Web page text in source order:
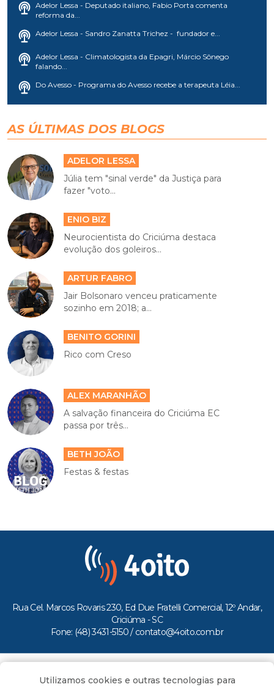
Adelor Lessa - Deputado italiano, Fabio Porta comenta
reforma da...
Adelor Lessa - Sandro Zanatta Trichez - fundador e...
Adelor Lessa - Climatologista da Epagri, Márcio Sônego
falando...
Do Avesso - Programa do Avesso recebe a terapeuta Léia...
AS ÚLTIMAS DOS BLOGS
ADELOR LESSA
Júlia tem "sinal verde" da Justiça para
fazer "voto...
ENIO BIZ
Neurocientista do Criciúma destaca
evolução dos goleiros...
ARTUR FABRO
Jair Bolsonaro venceu praticamente
sozinho em 2018; a...
BENITO GORINI
Rico com Creso
ALEX MARANHÃO
A salvação financeira do Criciúma EC
passa por três...
BETH JOÃO
Festas & festas
Rua Cel. Marcos Rovaris 230, Ed Due Fratelli Comercial, 12º Andar,
Criciúma - SC
Fone: (48) 3431-5150 / contato@4oito.com.br
Todos os direitos reservados ao Portal 4oito
Utilizamos cookies e outras tecnologias para